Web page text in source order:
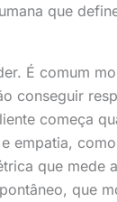
que
É comum
conseguir
começa
empatia,
que mede
que